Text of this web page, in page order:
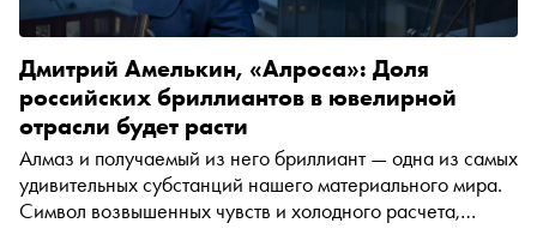
Дмитрий Амелькин, «Алроса»: Доля
российских бриллиантов в ювелирной
отрасли будет расти
Алмаз и получаемый из него бриллиант — одна из самых
удивительных субстанций нашего материального мира.
Символ возвышенных чувств и холодного расчета,